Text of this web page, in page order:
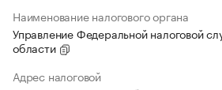
Наименование налогового органа
Управление Федеральной налоговой
области
Адрес налоговой